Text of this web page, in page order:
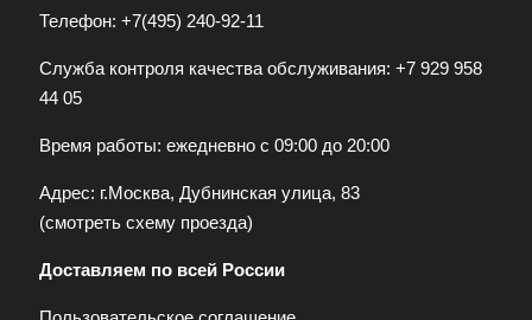
Телефон: +7(495) 240-92-11
Служба контроля качества обслуживания: +7 929 958
44 05
Время работы: ежедневно с 09:00 до 20:00
Адрес: г.Москва, Дубнинская улица, 83
(смотреть схему проезда)
Доставляем по всей России